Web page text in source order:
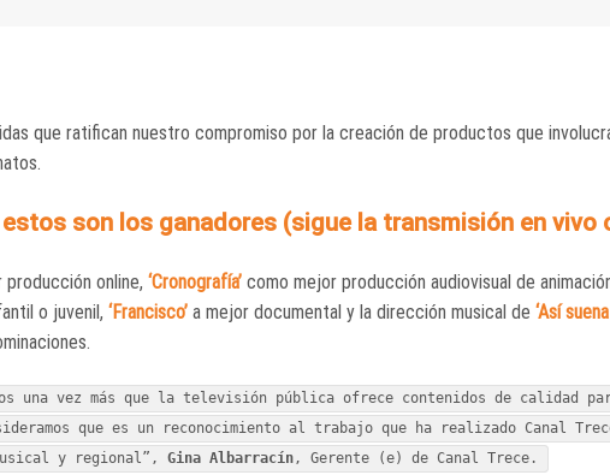
que ratifican nuestro compromiso por la creación de productos que
son los ganadores (sigue la transmisión en vivo
producción online, ‘Cronografía’ como mejor producción audiovisual de
o juvenil, ‘Francisco’ a mejor documental y la dirección musical de ‘Así
una vez más que la televisión pública ofrece contenidos de calidad
que es un reconocimiento al trabajo que ha realizado Canal
y regional”,Gina Albarracín, Gerente (e) de Canal Trece.